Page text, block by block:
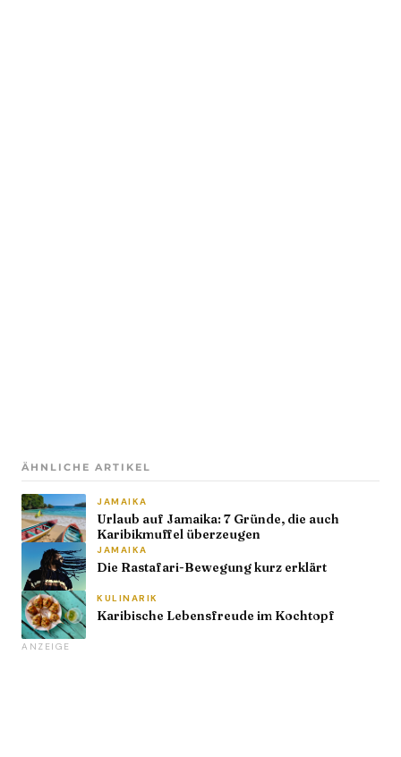
ÄHNLICHE ARTIKEL
JAMAIKA
Urlaub auf Jamaika: 7 Gründe, die auch
Karibikmuffel überzeugen
JAMAIKA
Die Rastafari-Bewegung kurz erklärt
KULINARIK
Karibische Lebensfreude im Kochtopf
ANZEIGE